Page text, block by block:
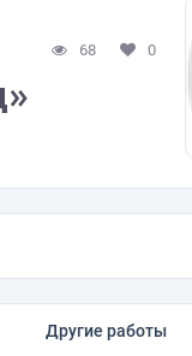
68 0
Другие работы